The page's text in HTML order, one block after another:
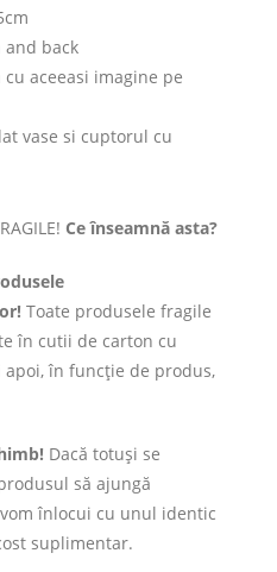
and back
aceeasi imagine pe
vase si cuptorul cu
Ce înseamnă asta?
Toate produsele fragile
în cutii de carton cu
în funcție de produs,
Dacă totuși se
să ajungă
înlocui cu unul identic
suplimentar.